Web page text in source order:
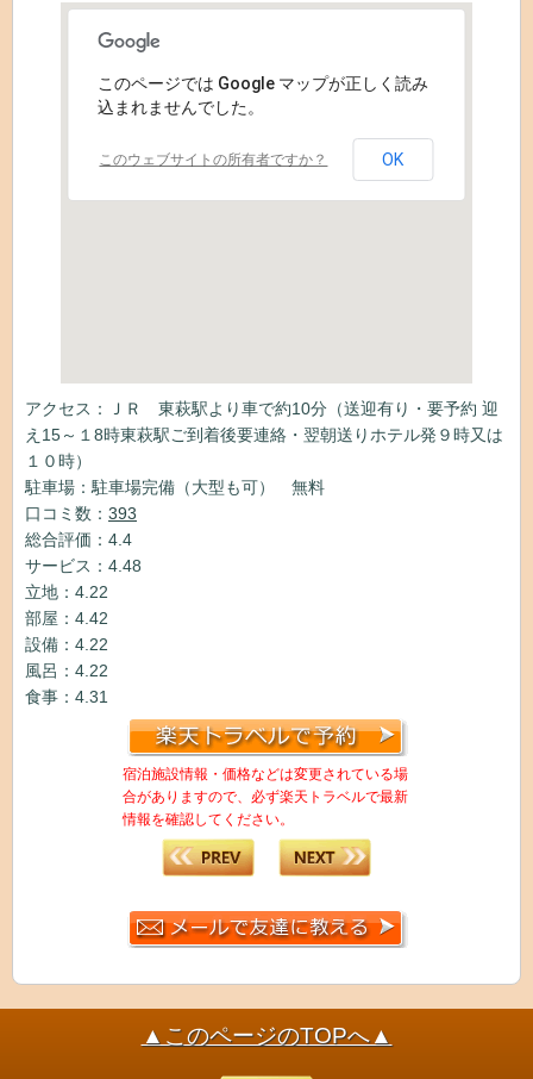
このページでは Google マップが正しく読み
込まれませんでした。
このウェブサイトの所有者ですか？ OK
アクセス：ＪＲ 東萩駅より車で約10分（送迎有り・要予約 迎
え15～１8時東萩駅ご到着後要連絡・翌朝送りホテル発９時又は
１０時）
駐車場：駐車場完備（大型も可） 無料
口コミ数： 393
総合評価：4.4
サービス：4.48
立地：4.22
部屋：4.42
設備：4.22
風呂：4.22
食事：4.31
宿泊施設情報・価格などは変更されている場
合がありますので、必ず楽天トラベルで最新
情報を確認してください。
▲このページのTOPへ▲